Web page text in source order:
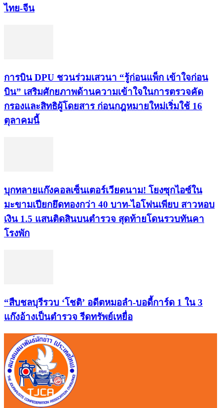
ไทย-จีน
การบิน DPU ชวนร่วมเสวนา “รู้ก่อนแพ็ก เข้าใจก่อน
บิน” เสริมศักยภาพด้านความเข้าใจในการตรวจคัด
กรองและสิทธิผู้โดยสาร ก่อนกฎหมายใหม่เริ่มใช้ 16
ตุลาคมนี้
บุกทลายแก๊งคอลเซ็นเตอร์เวียดนาม! โยงซุกไอซ์ใน
มะขามเปียกยึดทองกว่า 40 บาท-ไอโฟนเพียบ สาวหอบ
เงิน 1.5 แสนติดสินบนตำรวจ สุดท้ายโดนรวบทันคา
โรงพัก
“สืบชลบุรีรวบ ‘โชติ’ อดีตหมอลำ-บอดี้การ์ด 1 ใน 3
แก๊งอ้างเป็นตำรวจ รีดทรัพย์เหยื่อ